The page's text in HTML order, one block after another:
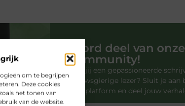
om te begrijpen
Deze cookies
het tonen van
van de website.
Word deel van onze
community!
Ben jij een gepassioneerde
nieuwsgierige lezer? Sluit je aan
blogplatform en deel jouw